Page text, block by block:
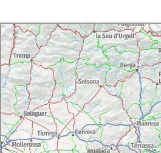
Accessibilitat: El Park Gúell és
persones amb mobilitat reduïda,
rodes, disfuncions auditives i
durant la vista.